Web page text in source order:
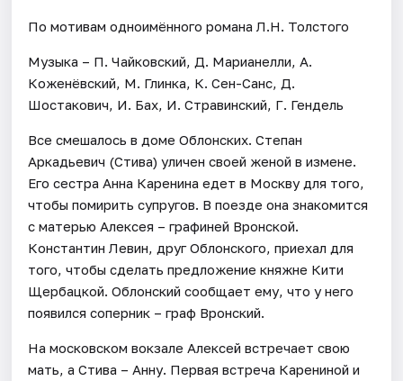
По мотивам одноимённого романа Л.Н. Толстого
Музыка – П. Чайковский, Д. Марианелли, А.
Коженёвский, М. Глинка, К. Сен-Санс, Д.
Шостакович, И. Бах, И. Стравинский, Г. Гендель
Все смешалось в доме Облонских. Степан
Аркадьевич (Стива) уличен своей женой в измене.
Его сестра Анна Каренина едет в Москву для того,
чтобы помирить супругов. В поезде она знакомится
с матерью Алексея – графиней Вронской.
Константин Левин, друг Облонского, приехал для
того, чтобы сделать предложение княжне Кити
Щербацкой. Облонский сообщает ему, что у него
появился соперник – граф Вронский.
На московском вокзале Алексей встречает свою
мать, а Стива – Анну. Первая встреча Карениной и